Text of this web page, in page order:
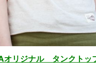
オリジナル タンクトッ